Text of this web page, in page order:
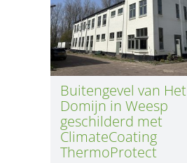
Buitengevel van Het
Domijn in Weesp
geschilderd met
ClimateCoating
ThermoProtect